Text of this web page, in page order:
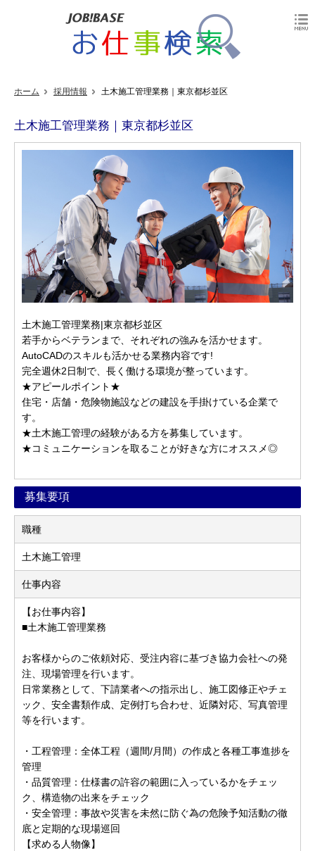
ホーム 採用情報 土木施工管理業務｜東京都杉並区
土木施工管理業務｜東京都杉並区
土木施工管理業務|東京都杉並区
若手からベテランまで、それぞれの強みを活かせます。
AutoCADのスキルも活かせる業務内容です!
完全週休2日制で、長く働ける環境が整っています。
★アピールポイント★
住宅・店舗・危険物施設などの建設を手掛けている企業で
す。
★土木施工管理の経験がある方を募集しています。
★コミュニケーションを取ることが好きな方にオススメ◎
募集要項
職種
土木施工管理
仕事内容
【お仕事内容】
■土木施工管理業務
お客様からのご依頼対応、受注内容に基づき協力会社への発
注、現場管理を行います。
日常業務として、下請業者への指示出し、施工図修正やチェ
ック、安全書類作成、定例打ち合わせ、近隣対応、写真管理
等を行います。
・工程管理：全体工程（週間/月間）の作成と各種工事進捗を
管理
・品質管理：仕様書の許容の範囲に入っているかをチェッ
ク、構造物の出来をチェック
・安全管理：事故や災害を未然に防ぐ為の危険予知活動の徹
底と定期的な現場巡回
【求める人物像】